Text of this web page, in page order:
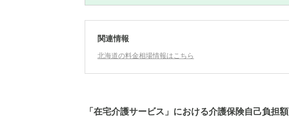
関連情報
北海道の料金相場情報はこちら
「在宅介護サービス」における介護保険自己負担額